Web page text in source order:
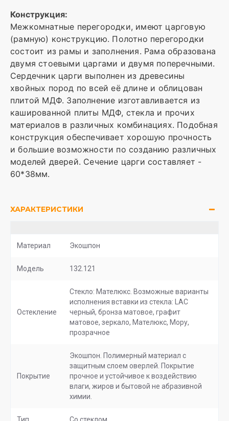
Конструкция:
Межкомнатные перегородки, имеют царговую
(рамную) конструкцию. Полотно перегородки
состоит из рамы и заполнения. Рама образована
двумя стоевыми царгами и двумя поперечными.
Сердечник царги выполнен из древесины
хвойных пород по всей её длине и облицован
плитой МДФ. Заполнение изготавливается из
кашированной плиты МДФ, стекла и прочих
материалов в различных комбинациях. Подобная
конструкция обеспечивает хорошую прочность
и большие возможности по созданию различных
моделей дверей. Сечение царги составляет -
60*38мм.
ХАРАКТЕРИСТИКИ
Материал Экошпон
Модель 132.121
Остекление
Стекло: Мателюкс. Возможные варианты
исполнения вставки из стекла: LAC
черный, бронза матовое, графит
матовое, зеркало, Мателюкс, Мору,
прозрачное
Покрытие
Экошпон. Полимерный материал с
защитным слоем оверлей. Покрытие
прочное и устойчивое к воздействию
влаги, жиров и бытовой не абразивной
химии.